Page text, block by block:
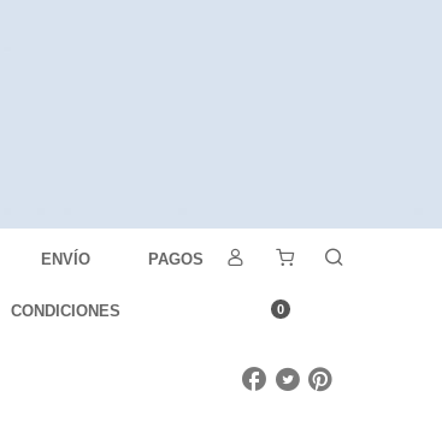
ENVÍO
CONDICIONES
PAGOS
0